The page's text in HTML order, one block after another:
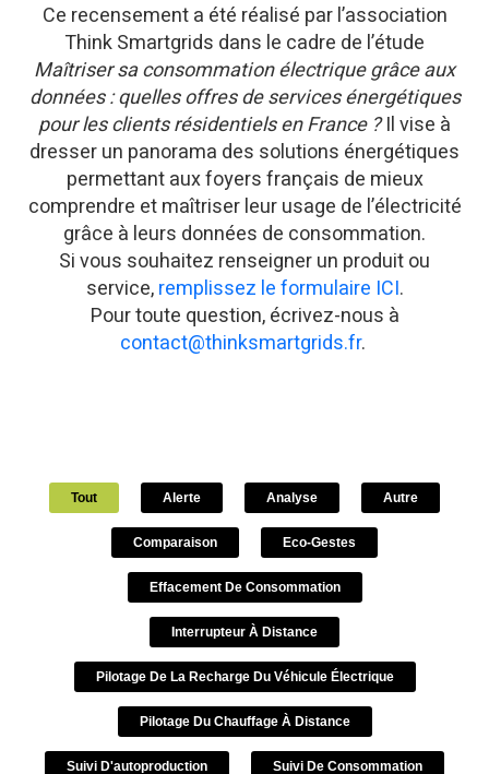
Ce recensement a été réalisé par l’association
Think Smartgrids dans le cadre de l’étude
Maîtriser sa consommation électrique grâce aux
données : quelles offres de services énergétiques
pour les clients résidentiels en France ?Il vise à
dresser un panorama des solutions énergétiques
permettant aux foyers français de mieux
comprendre et maîtriser leur usage de l’électricité
grâce à leurs données de consommation.
Si vous souhaitez renseigner un produit ou
service,remplissez le formulaire ICI.
Pour toute question, écrivez-nous à
contact@thinksmartgrids.fr.
Tout Alerte Analyse Autre
Comparaison Eco-Gestes
Effacement De Consommation
Interrupteur À Distance
Pilotage De La Recharge Du Véhicule Électrique
Pilotage Du Chauffage À Distance
Suivi D'autoproduction Suivi De Consommation